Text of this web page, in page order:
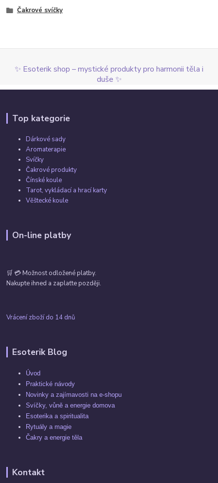
Čakrové svíčky
✨ Esoterik shop – mystické produkty pro harmonii těla i
duše ✨
Top kategorie
Dárkové sady
Aromaterapie
Svíčky
Čakrové produkty
Čínské koule
Tarot, vykládací a hrací karty
Věštecké koule
On-line platby
🛒 💳 Možnost odložené platby.
Nakupte ihned a zaplaťte později.
Vrácení zboží do 14 dnů
Esoterik Blog
Úvod
Praktické návody
Novinky a zajímavosti na e-shopu
Svíčky, vůně a energie domova
Esoterika a spiritualita
Rytuály a magie
Čakry a energie těla
Kontakt